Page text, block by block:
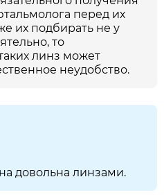
перед их
их подбирать не у
то
линз может
неудобство.
довольна линзами.